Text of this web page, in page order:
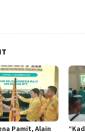
Pamit, Alain